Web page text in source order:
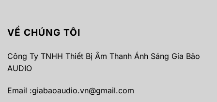
VỀ CHÚNG TÔI
Công Ty TNHH Thiết Bị Âm Thanh Ánh Sáng Gia Bảo
AUDIO
Email :giabaoaudio.vn@gmail.com